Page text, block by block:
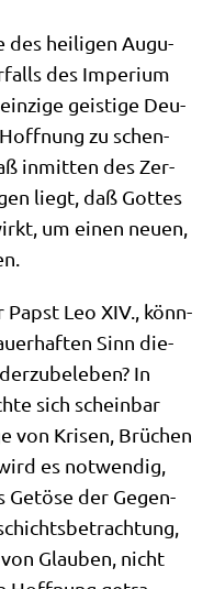
des hei­li­gen Augu­
des Impe­ri­um
gei­sti­ge Deu­
zu schen­
inmit­ten des Zer­
liegt, daß Got­tes
um einen neu­en,
Leo XIV., könn­
Sinn die­
In
sich schein­bar
von Kri­sen, Brü­chen
es not­wen­dig,
Getö­se der Gegen­
Glau­ben, nicht